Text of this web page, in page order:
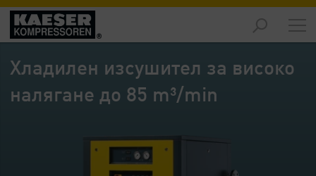
Продукти
-
Преглед
Решения
Хладилен изсушител за високо
налягане до 85 m³/min